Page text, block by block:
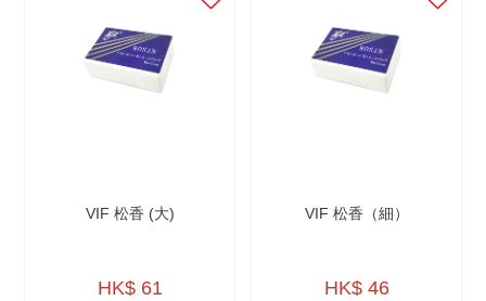
VIF 松香 (大)
HK$ 61
VIF 松香（細）
HK$ 46